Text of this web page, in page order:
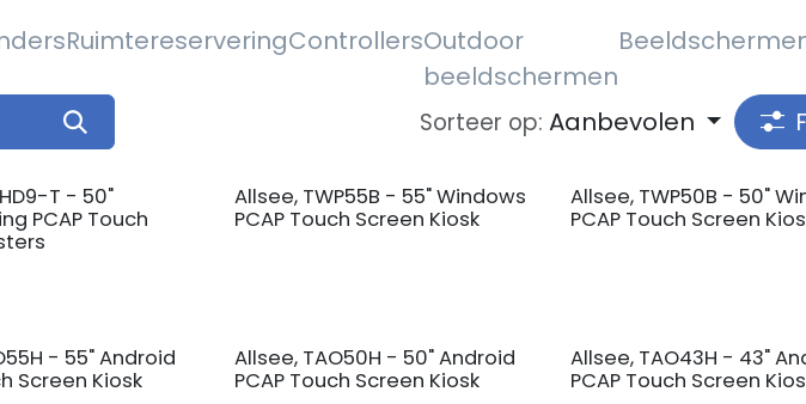
RuimtereserveringControllersOutdoor
beeldschermen
Sorteer op: Aanbevolen
T - 50"
PCAP Touch
Allsee, TWP55B - 55" Windows
PCAP Touch Screen Kiosk
Allsee, TWP50B - 50"
PCAP Touch Screen
- 55" Android
Screen Kiosk
Allsee, TAO50H - 50" Android
PCAP Touch Screen Kiosk
Allsee, TAO43H - 43"
PCAP Touch Screen